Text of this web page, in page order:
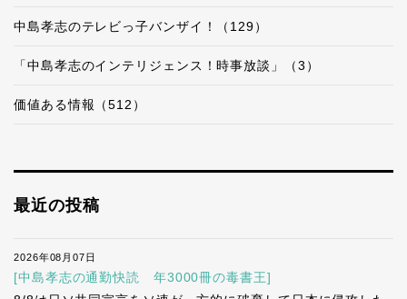
中島孝志のテレビっ子バンザイ！（129）
「中島孝志のインテリジェンス！時事放談」（3）
価値ある情報（512）
最近の投稿
2026年08月07日
[中島孝志の通勤快読 年3000冊の毒書王]